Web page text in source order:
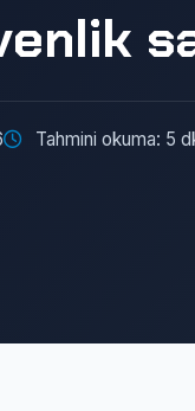
Tahmini okuma: 5